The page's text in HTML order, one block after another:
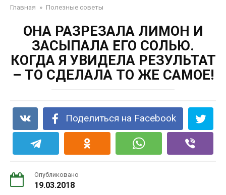
Главная » Полезные советы
ОНА РАЗРЕЗАЛА ЛИМОН И
ЗАСЫПАЛА ЕГО СОЛЬЮ.
КОГДА Я УВИДЕЛА РЕЗУЛЬТАТ
– ТО СДЕЛАЛА ТО ЖЕ САМОЕ!
Поделиться на Facebook
Опубликовано
19.03.2018